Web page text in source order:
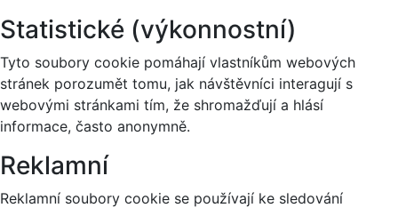
Statistické (výkonnostní)
Tyto soubory cookie pomáhají vlastníkům webových
stránek porozumět tomu, jak návštěvníci interagují s
webovými stránkami tím, že shromažďují a hlásí
informace, často anonymně.
Reklamní
Reklamní soubory cookie se používají ke sledování